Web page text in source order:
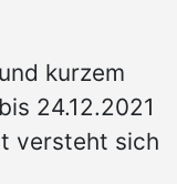
kurzem
24.12.2021
versteht sich